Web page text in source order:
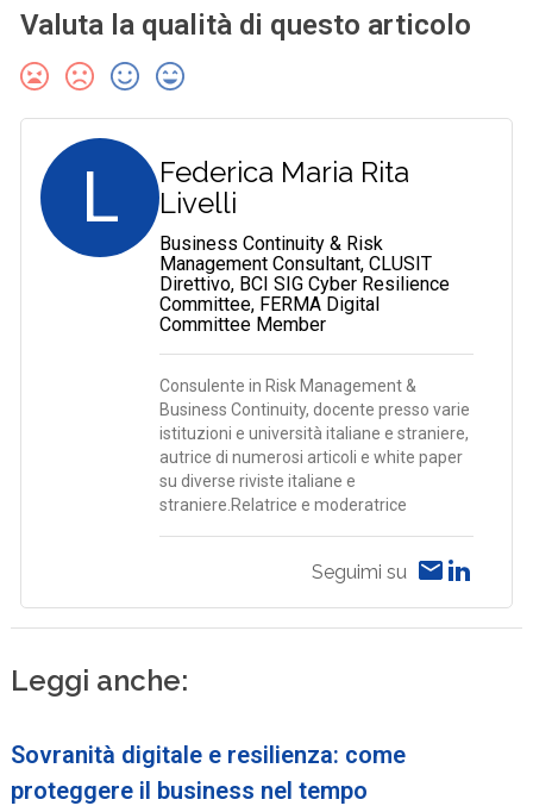
Valuta la qualità di questo articolo
L
Federica Maria Rita
Livelli
Business Continuity & Risk
Management Consultant, CLUSIT
Direttivo, BCI SIG Cyber Resilience
Committee, FERMA Digital
Committee Member
Consulente in Risk Management &
Business Continuity, docente presso varie
istituzioni e università italiane e straniere,
autrice di numerosi articoli e white paper
su diverse riviste italiane e
straniere.Relatrice e moderatrice
Seguimi su
Leggi anche:
Sovranità digitale e resilienza: come
proteggere il business nel tempo